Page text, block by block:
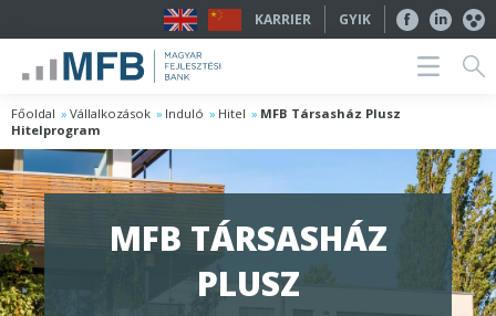
KARRIER GYIK
Főoldal Vállalkozások Induló Hitel
MFB Társasház Plusz
Hitelprogram
MFB TÁRSASHÁZ
PLUSZ